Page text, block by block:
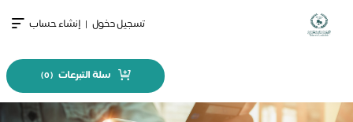
تسجيل دخول | إنشاء حساب
سلة التبرعات (
0
)